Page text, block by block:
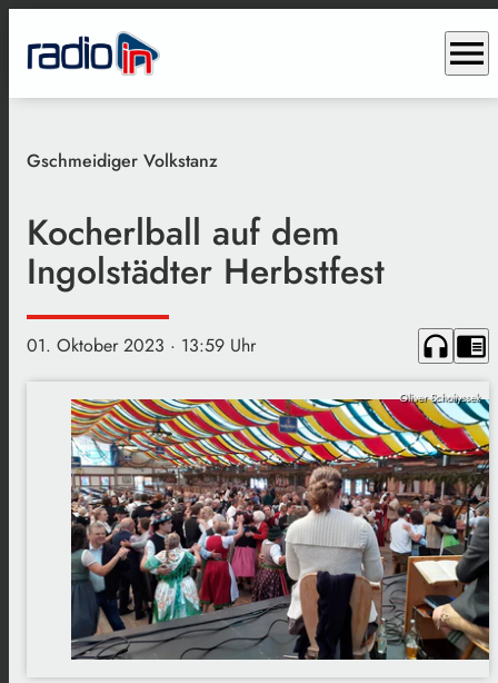
menu
Gschmeidiger Volkstanz
Kocherlball auf dem
Ingolstädter Herbstfest
01. Oktober 2023 · 13:59 Uhr headphones chrome_reader_mode
Oliver Scholtyssek